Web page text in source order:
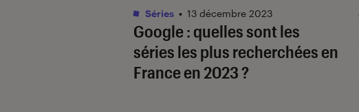
Google : quelles sont les
séries les plus recherchées en
France en 2023 ?
Séries • 13 décembre 2023